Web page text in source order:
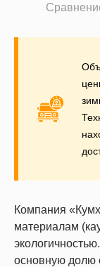
Компания
материалам
основную долю